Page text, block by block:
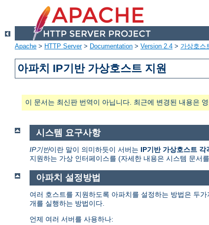
Apache > HTTP Server> Documentation > Version 2.4 > 가상호스
아파치 IP기반 가상호스트 지원
이 문서는 최신판 번역이 아닙니다. 최근에 변경된 내용은
시스템 요구사항
IP기반이란 말이 의미하듯이 서버는 IP기반 가상호스트
지원하는 가상 인터페이스를 (자세한 내용은 시스템 문서
아파치 설정방법
여러 호스트를 지원하도록 아파치를 설정하는 방법은 두
개를 실행하는 방법이다.
언제 여러 서버를 사용하나: